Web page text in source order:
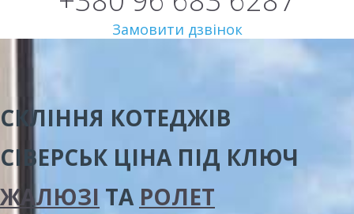
Замовити дзвінок
СКЛІННЯ КОТЕДЖІВ
СІВЕРСЬК ЦІНА ПІД КЛЮЧ
ЖАЛЮЗІ ТА РОЛЕТ